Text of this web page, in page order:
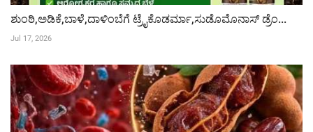
ಶುಂಠಿ,ಅಡಿಕೆ,ಬಾಳೆ,ದಾಳಿಂಬೆಗೆ ಟ್ರೈಕೊಡರ್ಮಾ,ಸುಡೊಮೊನಾಸ್ ಡ್ರೆಂ...
Jul 17, 2026